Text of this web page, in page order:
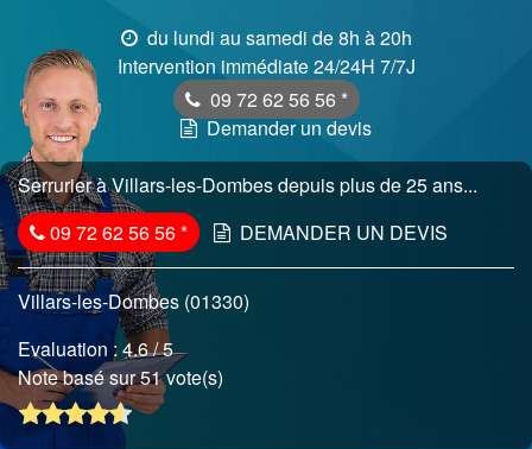
du lundi au samedi de 8h à 20h
Intervention immédiate 24/24H 7/7J
09 72 62 56 56 *
Demander un devis
Serrurier à Villars-les-Dombes depuis plus de 25 ans...
09 72 62 56 56* DEMANDER UN DEVIS
Villars-les-Dombes (01330)
Evaluation :4.6/ 5
Note basé sur 51 vote(s)